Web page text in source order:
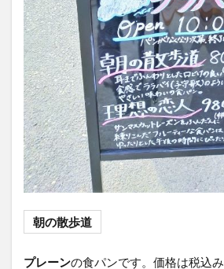
朝の散歩道
プレーンの食パンです。価格は税込み